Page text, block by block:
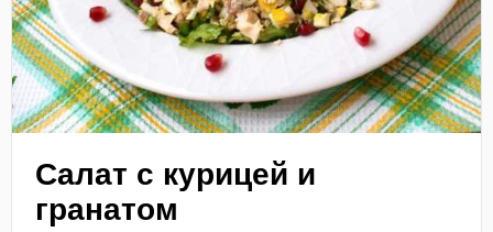
Салат с курицей и
гранатом